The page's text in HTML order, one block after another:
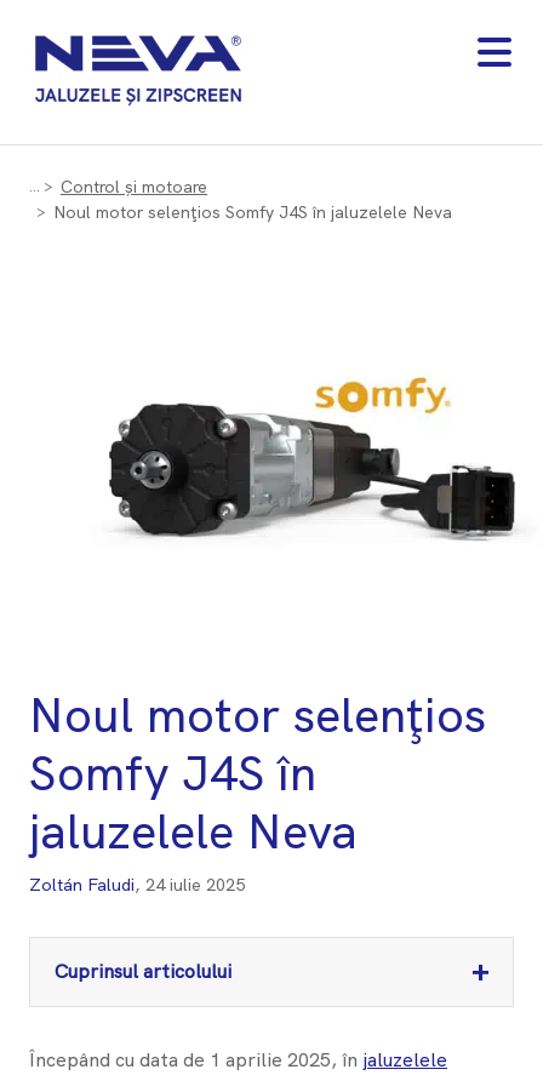
Control și motoare
Noul motor selenţios Somfy J4S în jaluzelele Neva
Noul motor selenţios
Somfy J4S în
jaluzelele Neva
Zoltán Faludi, 24 iulie 2025
Cuprinsul articolului +
Începând cu data de 1 aprilie 2025, în jaluzelele